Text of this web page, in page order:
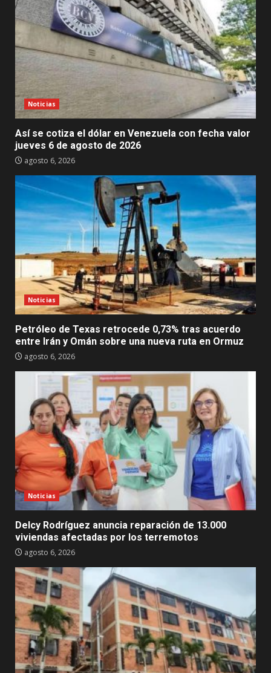
Noticias
Así se cotiza el dólar en Venezuela con fecha valor
jueves 6 de agosto de 2026
agosto 6, 2026
Noticias
Petróleo de Texas retrocede 0,73% tras acuerdo
entre Irán y Omán sobre una nueva ruta en Ormuz
agosto 6, 2026
Noticias
Delcy Rodríguez anuncia reparación de 13.000
viviendas afectadas por los terremotos
agosto 6, 2026